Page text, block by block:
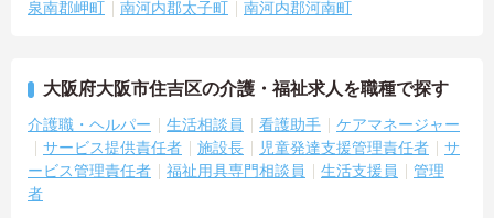
泉南郡岬町
南河内郡太子町 南河内郡河南町
大阪府大阪市住吉区の介護・福祉求人を職種で探す
介護職・ヘルパー 生活相談員 看護助手
ケアマネージャー
サービス提供責任者
施設長 児童発達支援管理責任者
サ
ービス管理責任者
福祉用具専門相談員 生活支援員
管理
者